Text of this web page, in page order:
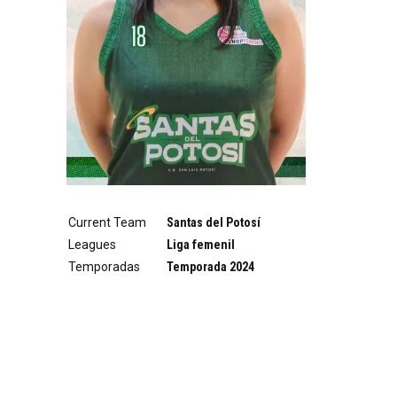
Current Team
Santas del Potosí
Leagues
Liga femenil
Temporadas
Temporada 2024